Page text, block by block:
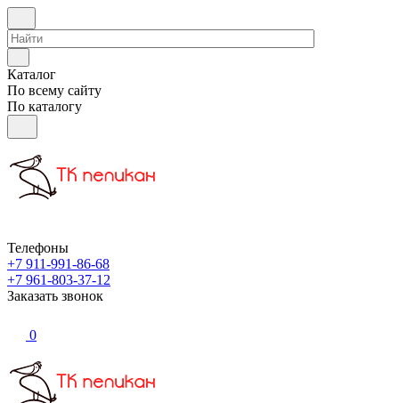
Каталог
По всему сайту
По каталогу
Телефоны
+7 911-991-86-68
+7 961-803-37-12
Заказать звонок
0